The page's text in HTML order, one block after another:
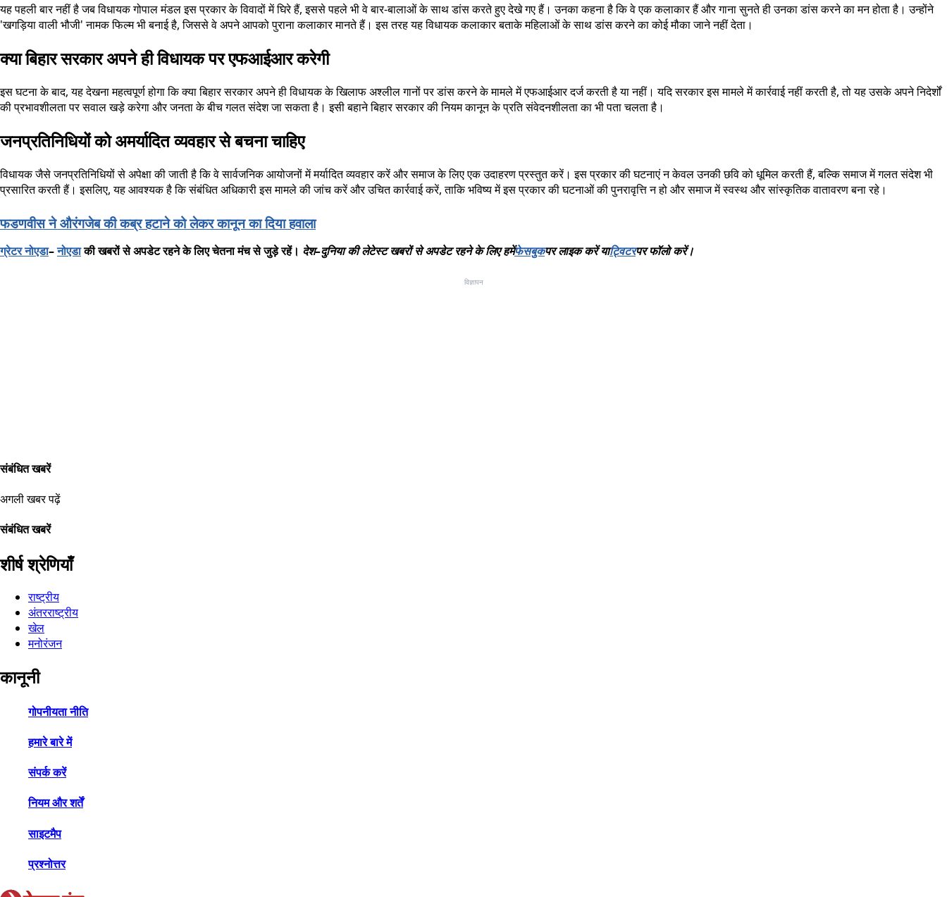
यह पहली बार नहीं है जब विधायक गोपाल मंडल इस प्रकार के विवादों में घिरे हैं, इससे पहले भी वे बार-बालाओं के साथ डांस करते हुए देखे गए हैं। उनका कहना है कि वे एक कलाकार हैं और गाना सुनते ही उनका डांस करने का मन होता है। उन्होंने
'खगड़िया वाली भौजी' नामक फिल्म भी बनाई है, जिससे वे अपने आपको पुराना कलाकार मानते हैं। इस तरह यह विधायक कलाकार बताके महिलाओं के साथ डांस करने का कोई मौका जाने नहीं देता।
क्या बिहार सरकार अपने ही विधायक पर एफआईआर करेगी
इस घटना के बाद, यह देखना महत्वपूर्ण होगा कि क्या बिहार सरकार अपने ही विधायक के खिलाफ अश्लील गानों पर डांस करने के मामले में एफआईआर दर्ज करती है या नहीं। यदि सरकार इस मामले में कार्रवाई नहीं करती है, तो यह उसके अपने निदेर्शों
की प्रभावशीलता पर सवाल खड़े करेगा और जनता के बीच गलत संदेश जा सकता है। इसी बहाने बिहार सरकार की नियम कानून के प्रति संवेदनशीलता का भी पता चलता है।
जनप्रतिनिधियों को अमर्यादित व्यवहार से बचना चाहिए
विधायक जैसे जनप्रतिनिधियों से अपेक्षा की जाती है कि वे सार्वजनिक आयोजनों में मर्यादित व्यवहार करें और समाज के लिए एक उदाहरण प्रस्तुत करें। इस प्रकार की घटनाएं न केवल उनकी छवि को धूमिल करती हैं, बल्कि समाज में गलत संदेश भी
प्रसारित करती हैं। इसलिए, यह आवश्यक है कि संबंधित अधिकारी इस मामले की जांच करें और उचित कार्रवाई करें, ताकि भविष्य में इस प्रकार की घटनाओं की पुनरावृत्ति न हो और समाज में स्वस्थ और सांस्कृतिक वातावरण बना रहे।
फडणवीस ने औरंगजेब की कब्र हटाने को लेकर कानून का दिया हवाला
ग्रेटरनोएडा–नोएडाकीखबरोंसेअपडेटरहनेकेलिएचेतनामंचसेजुड़ेरहें। देश–दुनिया की लेटेस्ट खबरों से अपडेट रहने के लिए हमेंफेसबुकपर लाइक करें याट्विटरपर फॉलो करें।
विज्ञापन
संबंधित खबरें
अगली खबर पढ़ें
संबंधित खबरें
शीर्ष श्रेणियाँ
राष्ट्रीय
अंतरराष्ट्रीय
खेल
मनोरंजन
कानूनी
गोपनीयता नीति
हमारे बारे में
संपर्क करें
नियम और शर्तें
साइटमैप
प्रश्नोत्तर